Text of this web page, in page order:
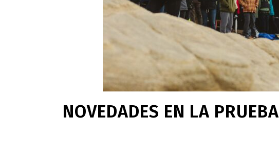
NOVEDADES EN LA PRUEBA